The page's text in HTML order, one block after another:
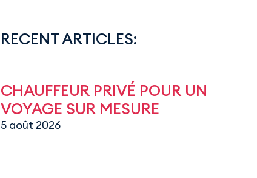
RECENT ARTICLES:
CHAUFFEUR PRIVÉ POUR UN
VOYAGE SUR MESURE
5 août 2026